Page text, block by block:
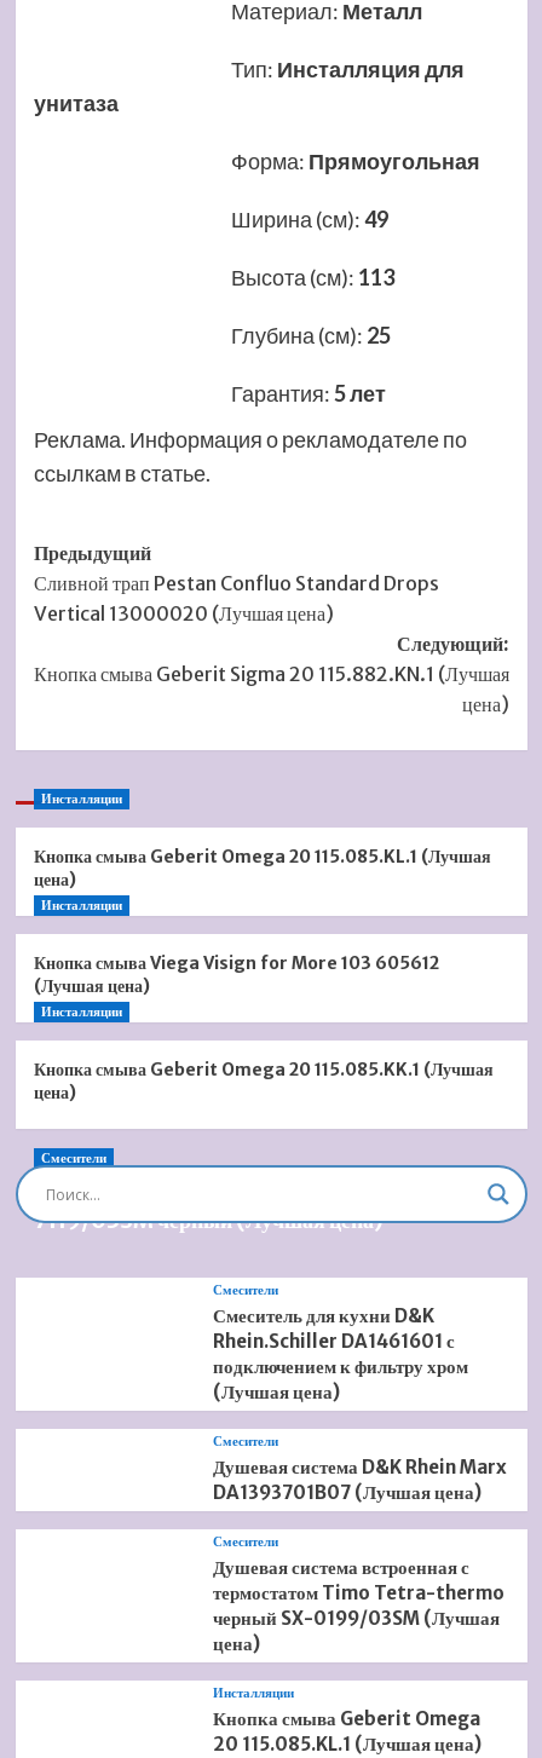
Материал: Металл
Тип: Инсталляция для
унитаза
Форма: Прямоугольная
Ширина (см):49
Высота (см): 113
Глубина (см): 25
Гарантия:5 лет
Реклама. Информация о рекламодателе по
ссылкам в статье.
Навигация
записи
Предыдущий
Сливной трап Pestan Confluo Standard Drops
Vertical 13000020 (Лучшая цена)
Следующий:
Кнопка смыва Geberit Sigma 20 115.882.KN.1 (Лучшая
цена)
Инсталляции
Кнопка смыва Geberit Omega 20 115.085.KL.1 (Лучшая
цена)
Инсталляции
Кнопка смыва Viega Visign for More 103 605612
(Лучшая цена)
Инсталляции
Кнопка смыва Geberit Omega 20 115.085.KK.1 (Лучшая
цена)
Смесители
Душевая система встроенная Timo Briana SX-
7119/03SM черный (Лучшая цена)
Смесители
Смеситель для кухни D&K
Rhein.Schiller DA1461601 с
подключением к фильтру хром
(Лучшая цена)
Смесители
Душевая система D&K Rhein Marx
DA1393701B07 (Лучшая цена)
Смесители
Душевая система встроенная с
термостатом Timo Tetra-thermo
черный SX-0199/03SM (Лучшая
цена)
Инсталляции
Кнопка смыва Geberit Omega
20 115.085.KL.1 (Лучшая цена)